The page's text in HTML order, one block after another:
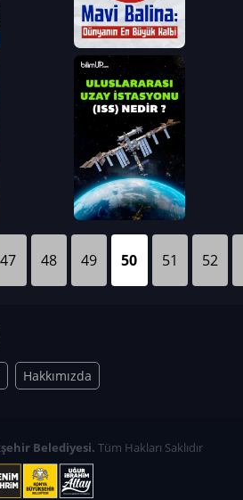
47 48 49 50 51 52
Hakkımızda
Belediyesi. Tüm Hakları Saklıdır